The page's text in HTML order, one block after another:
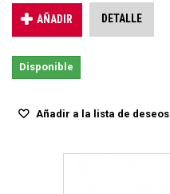
AÑADIR DETALLE
Disponible
Añadir a la lista de deseos